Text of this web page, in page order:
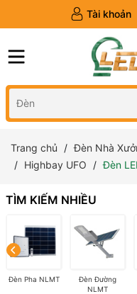
Tài khoản
Trang chủ Đèn Nhà
Highbay UFO
Đèn
TÌM KIẾM NHIỀU
Đèn Pha NLMT
Đèn Đường
NLMT